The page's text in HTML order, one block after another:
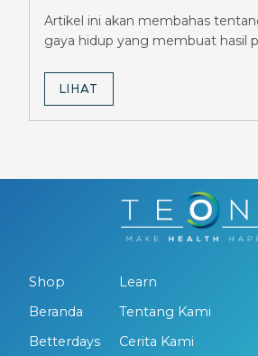
Badan GLP-1 Terhambat,
Dihindari
Artikel ini akan membahas
gaya hidup yang membuat hasil
LIHAT
Shop
Beranda
Betterdays
Learn
Tentang Kami
Cerita Kami